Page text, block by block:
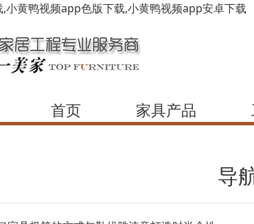
黄鸭视频app色版下载,小黄鸭视频app安卓下载
首页 家具产品
导